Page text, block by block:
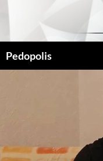
Pedopolis